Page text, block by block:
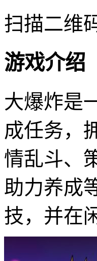
扫描二维
游戏介绍
大爆炸是
成任务，
情乱斗、
助力养成
技，并在